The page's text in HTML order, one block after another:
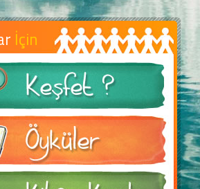
İçin